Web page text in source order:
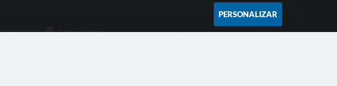
PERSONALIZAR
2026 18:07 Dados Abertos